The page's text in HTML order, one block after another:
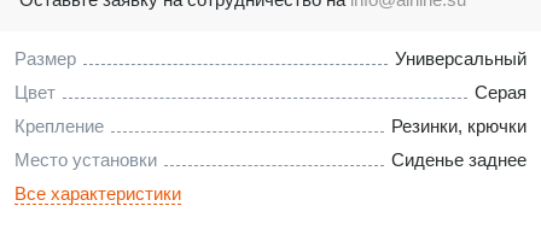
Размер
Универсальный
Цвет
Серая
Крепление
Резинки, крючки
Место установки
Сиденье заднее
Все характеристики